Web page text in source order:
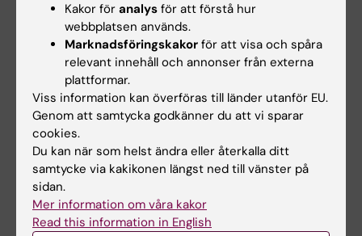
The Cell ligger i det nybyggda kvarteret
Forskaren i centrala Hagastaden i Stockholm,
en ny stadsdel som samlar världsledande
forskning inom life science.
Här förfogar The Cell över en publik yta om ca
750 kvm uppdelad på två plan, där
huvuddelen av utställningsytan finns i
Forskarens gatuplan, medan övervåningen har
plats för pedagogiska workshops för
Kakor för analys för att förstå hur
webbplatsen används.
Marknadsföringskakor för att visa och spåra
relevant innehåll och annonser från externa
plattformar.
Viss information kan överföras till länder utanför EU.
Genom att samtycka godkänner du att vi sparar
cookies.
Du kan när som helst ändra eller återkalla ditt
samtycke via kakikonen längst ned till vänster på
sidan.
Mer information om våra kakor
Read this information in English